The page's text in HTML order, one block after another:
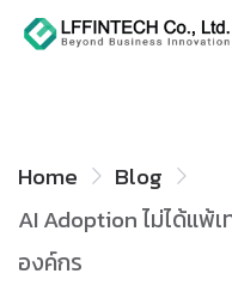
Home
Blog
AI Adoption ไม่ได้แพ้
องค์กร